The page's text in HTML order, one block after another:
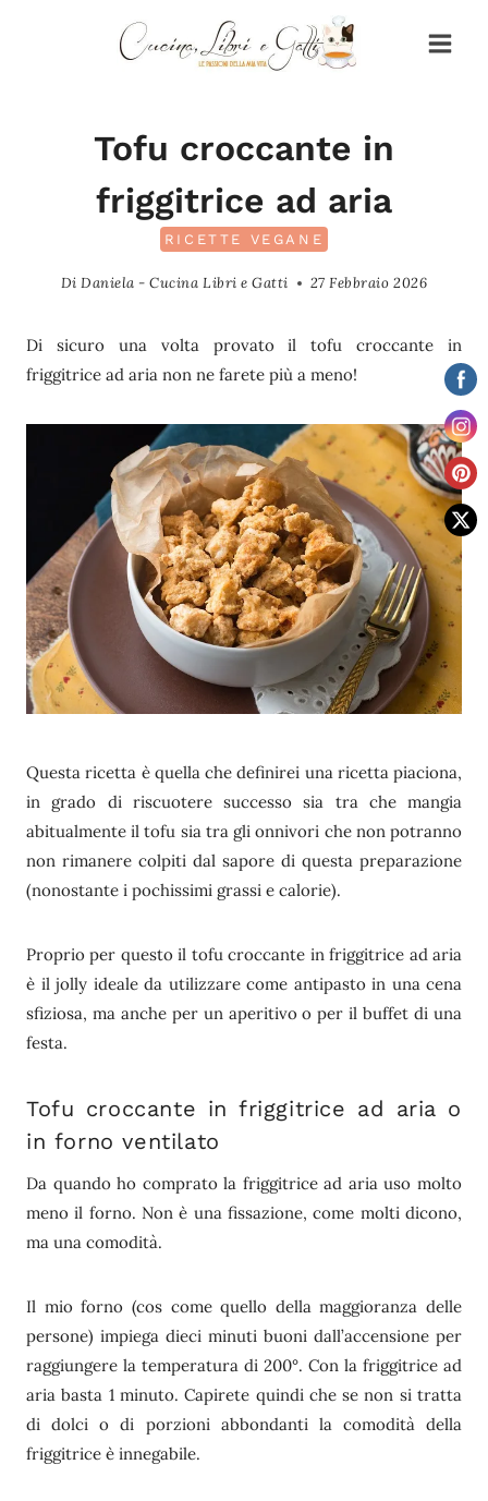
Tofu croccante in
friggitrice ad aria
RICETTE VEGANE
Di Daniela - Cucina Libri e Gatti 27 Febbraio 2026
Di sicuro una volta provato il tofu croccante in
friggitrice ad aria non ne farete più a meno!
Questa ricetta è quella che definirei una ricetta piaciona,
in grado di riscuotere successo sia tra che mangia
abitualmente il tofu sia tra gli onnivori che non potranno
non rimanere colpiti dal sapore di questa preparazione
(nonostante i pochissimi grassi e calorie).
Proprio per questo il tofu croccante in friggitrice ad aria
è il jolly ideale da utilizzare come antipasto in una cena
sfiziosa, ma anche per un aperitivo o per il buffet di una
festa.
Tofu croccante in friggitrice ad aria o
in forno ventilato
Da quando ho comprato la friggitrice ad aria uso molto
meno il forno. Non è una fissazione, come molti dicono,
ma una comodità.
Il mio forno (cos come quello della maggioranza delle
persone) impiega dieci minuti buoni dall’accensione per
raggiungere la temperatura di 200°. Con la friggitrice ad
aria basta 1 minuto. Capirete quindi che se non si tratta
di dolci o di porzioni abbondanti la comodità della
friggitrice è innegabile.